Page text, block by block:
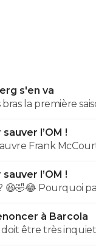
s'en va
la première
etait en dessus.
carrière ...l’OM !
Frank
l’OM !
pas un
à Barcola
être très inquiet.
l'on sait